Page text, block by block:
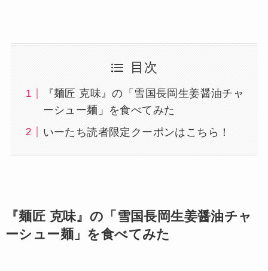
目次
『麺匠 克味』の「雪国長岡生姜醤油チャ
ーシュー麺」を食べてみた
いーたち読者限定クーポンはこちら！
『麺匠 克味』の「雪国長岡生姜醤油チャ
ーシュー麺」を食べてみた